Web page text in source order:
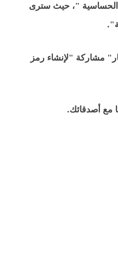
الحساسية "، حيث سترى
مشاركة "لإنشاء رمز
مع أصدقائك.